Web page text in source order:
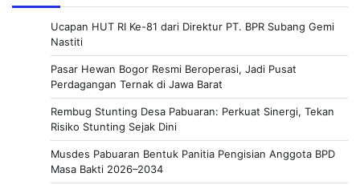
Ucapan HUT RI Ke-81 dari Direktur PT. BPR Subang Gemi
Nastiti
Pasar Hewan Bogor Resmi Beroperasi, Jadi Pusat
Perdagangan Ternak di Jawa Barat
Rembug Stunting Desa Pabuaran: Perkuat Sinergi, Tekan
Risiko Stunting Sejak Dini
Musdes Pabuaran Bentuk Panitia Pengisian Anggota BPD
Masa Bakti 2026–2034